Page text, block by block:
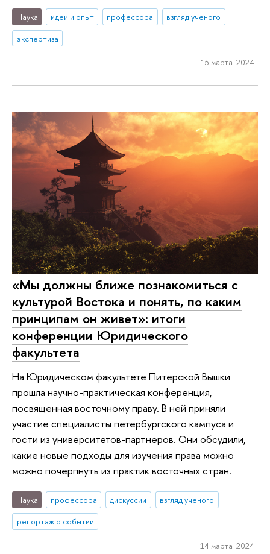
Наука идеи и опыт профессора
взгляд ученого
экспертиза
15 марта 2024
«Мы должны ближе познакомиться с
культурой Востока и понять, по каким
принципам он живет»: итоги
конференции Юридического
факультета
На Юридическом факультете Питерской Вышки
прошла научно-практическая конференция,
посвященная восточному праву. В ней приняли
участие специалисты петербургского кампуса и
гости из университетов-партнеров. Они обсудили,
какие новые подходы для изучения права можно
можно почерпнуть из практик восточных стран.
Наука профессора дискуссии
взгляд ученого
репортаж о событии
14 марта 2024